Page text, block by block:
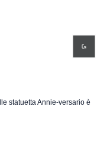
statuetta Annie-versario è